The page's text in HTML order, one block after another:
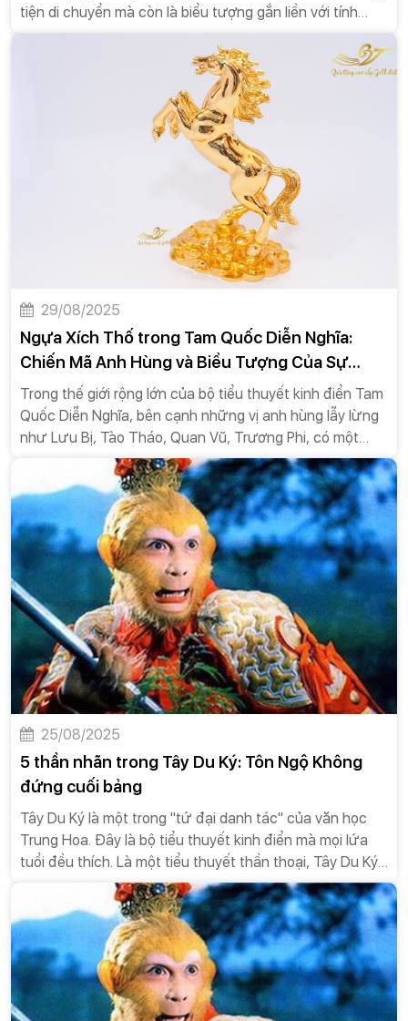
tiện di chuyển mà còn là biểu tượng gắn liền với tính
cách và vận mệnh của các vị anh hùng. Bên cạnh
những chiến mã lừng danh như Xích Thố hay Tuyệt
Ảnh, có một con ngựa tuy có ngoại hình không mấy đẹp
mắt và bị coi là điềm xấu, nhưng lại lập được chiến công
hiển hách, cứu sống chủ nhân trong gang tấc. Đó chính
là Đích Lô (的盧), con ngựa của Lưu Bị. Câu chuyện về
Đích Lô không chỉ là một huyền thoại về sự dũng mãnh,
mà còn là một bài học sâu sắc về sự may mắn, về khả
năng vượt lên trên định kiến và giá trị của một người
bạn đồng hành chân chính.
29/08/2025
Ngựa Xích Thố trong Tam Quốc Diễn Nghĩa:
Chiến Mã Anh Hùng và Biểu Tượng Của Sự
Trung Thành
Trong thế giới rộng lớn của bộ tiểu thuyết kinh điển Tam
Quốc Diễn Nghĩa, bên cạnh những vị anh hùng lẫy lừng
như Lưu Bị, Tào Tháo, Quan Vũ, Trương Phi, có một
nhân vật đặc biệt, tuy không nói, không thể hiện cảm
xúc bằng lời nhưng lại để lại một ấn tượng sâu sắc
không kém: đó chính là Xích Thố (赤兔). Được mệnh
danh là "Mã trung Xích Thố, nhân trung Lã Bố" (Ngựa có
Xích Thố, người có Lã Bố), con ngựa này không chỉ là
một phương tiện di chuyển, mà còn là một biểu tượng
sống động của sự dũng mãnh, tốc độ và trên hết là lòng
trung thành, góp phần làm nên huyền thoại của hai vị
tướng lừng danh Lã Bố và Quan Vũ.
25/08/2025
5 thần nhãn trong Tây Du Ký: Tôn Ngộ Không
đứng cuối bảng
Tây Du Ký là một trong "tứ đại danh tác" của văn học
Trung Hoa. Đây là bộ tiểu thuyết kinh điển mà mọi lứa
tuổi đều thích. Là một tiểu thuyết thần thoại, Tây Du Ký
có rất nhiều sự kiện kỳ lạ, tình tiết bí ẩn khiến nhiều
người thắc mắc. Trong số đó, năm loại thần nhãn cũng
là điều bí ẩn khiến không ít người tò mò liệu nó lợi hại
đến đâu.